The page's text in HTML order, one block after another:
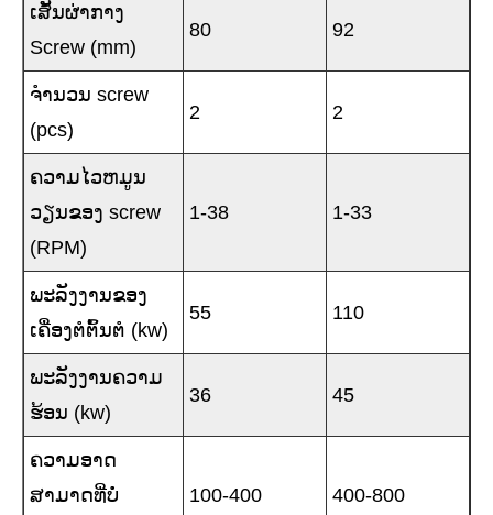
ເສັ້ນຜ່າກາງ
Screw (mm)
80 92
ຈໍານວນ screw
(pcs)
2 2
ຄວາມໄວຫມູນ
ວຽນຂອງ screw
(RPM)
1-38 1-33
ພະລັງງານຂອງ
ເຄື່ອງຕໍຕົ້ນຕໍ (kw)
55 110
ພະລັງງານຄວາມ
ຮ້ອນ (kw)
36 45
ຄວາມອາດ
ສາມາດທີ່ບໍ່
100-400 400-800